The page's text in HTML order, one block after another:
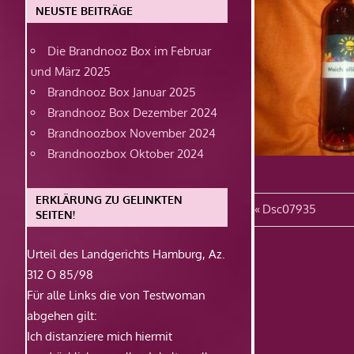
Vorheriger
Beitrag:
Dsc07935
NEUSTE BEITRÄGE
Die Brandnooz Box im Februar
und März 2025
Brandnooz Box Januar 2025
Brandnooz Box Dezember 2024
Brandnoozbox November 2024
Brandnoozbox Oktober 2024
ERKLÄRUNG ZU GELINKTEN
SEITEN!
Urteil des Landgerichts Hamburg, Az.
312 O 85/98
Für alle Links die von Testwoman
abgehen gilt:
Ich distanziere mich hiermit